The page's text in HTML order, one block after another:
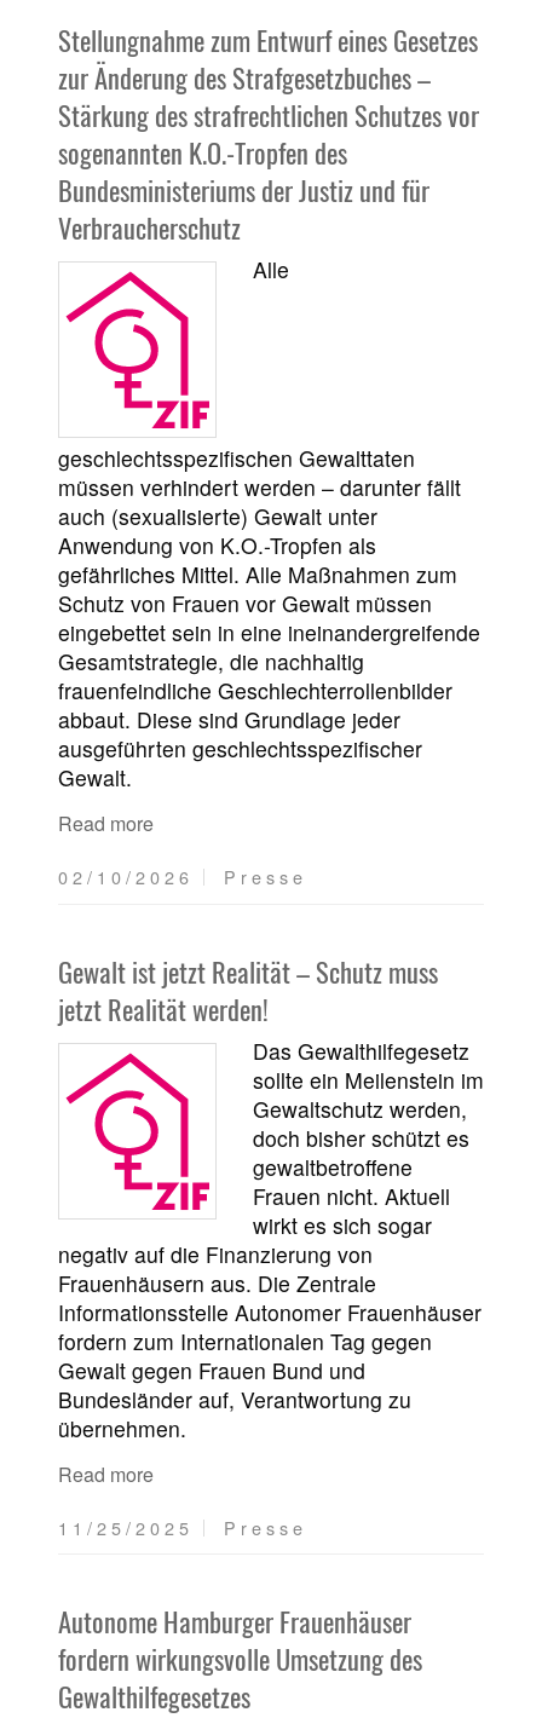
Stellungnahme zum Entwurf eines Gesetzes
zur Änderung des Strafgesetzbuches –
Stärkung des strafrechtlichen Schutzes vor
sogenannten K.O.-Tropfen des
Bundesministeriums der Justiz und für
Verbraucherschutz
Alle
geschlechtsspezifischen Gewalttaten
müssen verhindert werden – darunter fällt
auch (sexualisierte) Gewalt unter
Anwendung von K.O.-Tropfen als
gefährliches Mittel. Alle Maßnahmen zum
Schutz von Frauen vor Gewalt müssen
eingebettet sein in eine ineinandergreifende
Gesamtstrategie, die nachhaltig
frauenfeindliche Geschlechterrollenbilder
abbaut. Diese sind Grundlage jeder
ausgeführten geschlechtsspezifischer
Gewalt.
Read more
02/10/2026 Presse
Gewalt ist jetzt Realität – Schutz muss
jetzt Realität werden!
Das Gewalthilfegesetz
sollte ein Meilenstein im
Gewaltschutz werden,
doch bisher schützt es
gewaltbetroffene
Frauen nicht. Aktuell
wirkt es sich sogar
negativ auf die Finanzierung von
Frauenhäusern aus. Die Zentrale
Informationsstelle Autonomer Frauenhäuser
fordern zum Internationalen Tag gegen
Gewalt gegen Frauen Bund und
Bundesländer auf, Verantwortung zu
übernehmen.
Read more
11/25/2025 Presse
Autonome Hamburger Frauenhäuser
fordern wirkungsvolle Umsetzung des
Gewalthilfegesetzes